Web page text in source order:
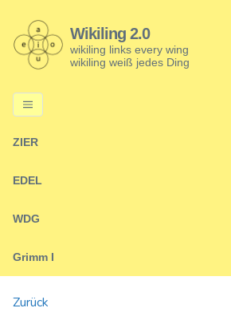
Wikiling 2.0
wikiling links every wing
wikiling weiß jedes Ding
ZIER
EDEL
WDG
Grimm I
Zurück